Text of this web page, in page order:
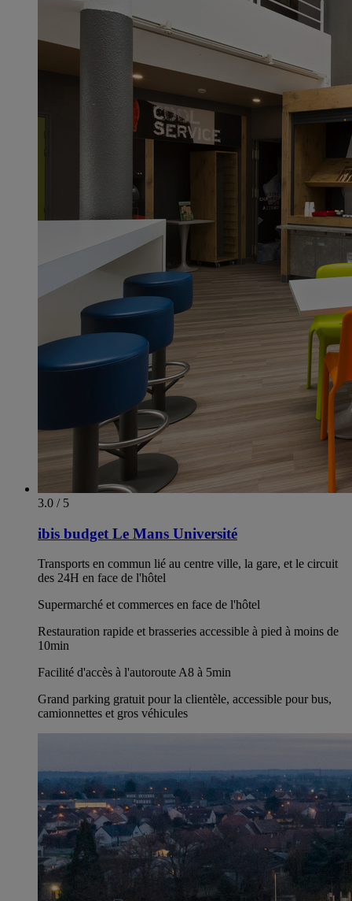
3.0 / 5
ibis budget Le Mans Université
Transports en commun lié au centre ville, la gare, et le circuit
des 24H en face de l'hôtel
Supermarché et commerces en face de l'hôtel
Restauration rapide et brasseries accessible à pied à moins de
10min
Facilité d'accès à l'autoroute A8 à 5min
Grand parking gratuit pour la clientèle, accessible pour bus,
camionnettes et gros véhicules